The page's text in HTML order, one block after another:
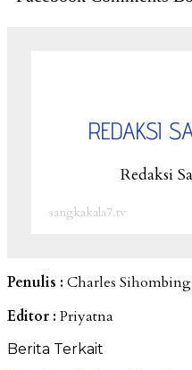
REDAKSI
Redaksi
sangkakala7.tv
Penulis : Charles Sihombing
Editor : Priyatna
Berita Terkait